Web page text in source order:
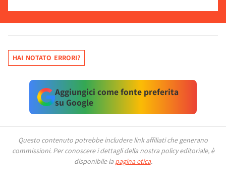
HAI NOTATO ERRORI?
Aggiungici come fonte preferita
su Google
Questo contenuto potrebbe includere link affiliati che generano
commissioni. Per conoscere i dettagli della nostra policy editoriale, è
disponibile la pagina etica.